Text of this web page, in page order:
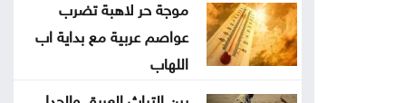
دورة تدريبية بمركز البحوث الدوائية
والتشخيصية في عمان الاهلية حول
موجة حر لاهبة تضرب
عواصم عربية مع بداية اب
اللهاب